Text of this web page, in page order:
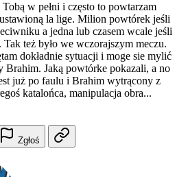
Tobą w pełni i często to powtarzam
la lige. Milion powtórek jeśli
a jedna lub czasem wcale jeśli
też było we wczorajszym meczu.
dokładnie sytuacji i moge sie mylić
Brahim. Jaką powtórke pokazali, a no
już po faulu i Brahim wytrącony z
katalońca, manipulacja obra...
Zgłoś